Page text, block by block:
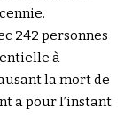
242 personnes
à
la mort de
a pour l’instant